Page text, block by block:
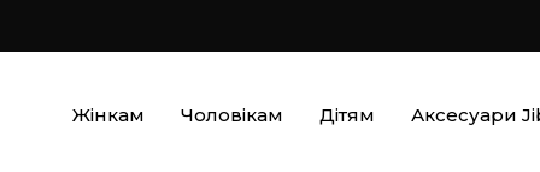
Жінкам Чоловікам Дітям Аксесуари